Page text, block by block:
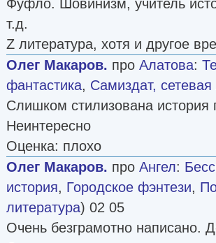
Фуфло. Шовинизм, учитель
т.д.
Z литература, хотя и другое
Олег Макаров. про Алатова:
фантастика, Самиздат, сетевая
Слишком стилизована история
Неинтересно
Оценка: плохо
Олег Макаров. про Ангел:
история, Городское фэнтези,
литература) 02 05
Очень безграмотно написано.